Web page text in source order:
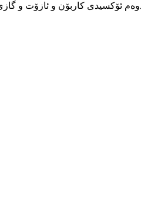
ئۆكسیدی‌ كاربۆن و ئازۆت و